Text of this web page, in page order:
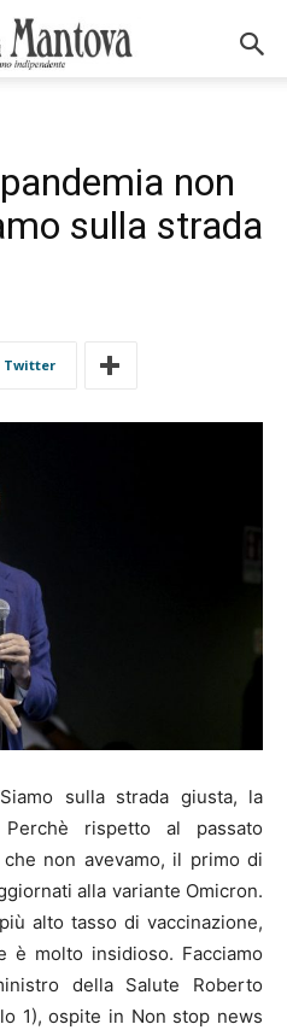
non
sulla strada
Twitter
sulla strada giusta, la
rispetto al passato
non avevamo, il primo di
alla variante Omicron.
alto tasso di vaccinazione,
è molto insidioso. Facciamo
della Salute Roberto
1), ospite in Non stop news